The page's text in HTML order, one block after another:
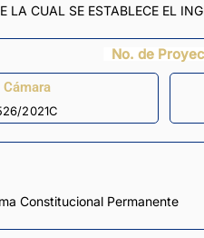
LA CUAL SE ESTABLECE EL
No. de
Cámara
2021C
Constitucional Permanente